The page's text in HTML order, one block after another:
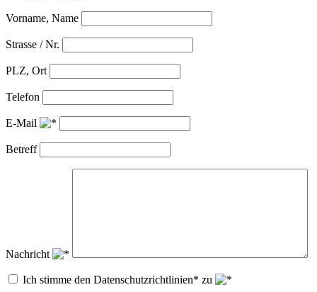
Vorname, Name
Strasse / Nr.
PLZ, Ort
Telefon
E-Mail
Betreff
Nachricht
Ich stimme den Datenschutzrichtlinien* zu